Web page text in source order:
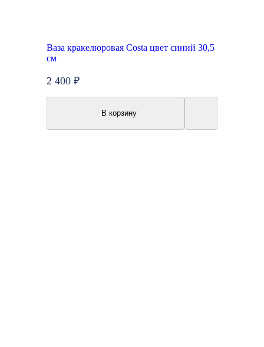
Ваза кракелюровая Costa цвет синий 30,5
см
2 400 ₽
В корзину